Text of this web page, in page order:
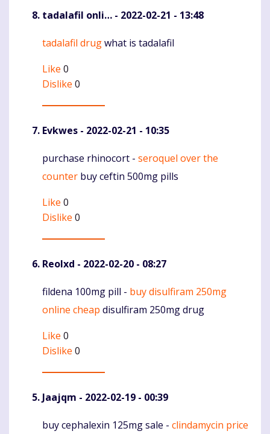
tadalafil onli… - 2022-02-21 - 13:48
Komentaras
tadalafil drugwhat is tadalafil
Like 0
Dislike 0
Evkwes - 2022-02-21 - 10:35
Komentaras
purchase rhinocort - seroquel over the
counter buy ceftin 500mg pills
Like 0
Dislike 0
Reolxd - 2022-02-20 - 08:27
Komentaras
fildena 100mg pill - buy disulfiram 250mg
online cheap disulfiram 250mg drug
Like 0
Dislike 0
Jaajqm - 2022-02-19 - 00:39
Komentaras
buy cephalexin 125mg sale - clindamycin price